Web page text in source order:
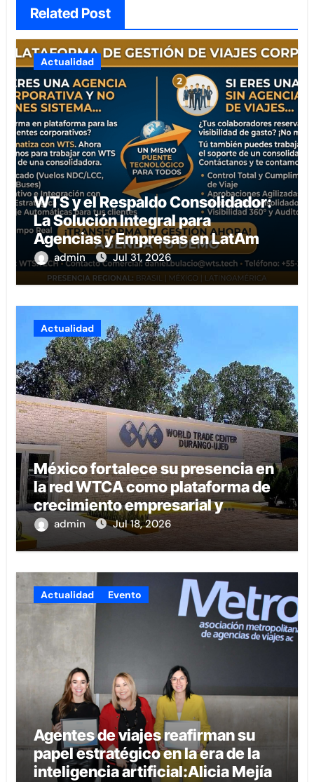
Related Post
Actualidad
WTS y el Respaldo Consolidador:
La Solución Integral para
Agencias y Empresas en LatAm
admin Jul 31, 2026
Actualidad
México fortalece su presencia en
la red WTCA como plataforma de
crecimiento empresarial y
conexión internacional
admin Jul 18, 2026
Actualidad Evento
Agentes de viajes reafirman su
papel estratégico en la era de la
inteligencia artificial:Alicia Mejía